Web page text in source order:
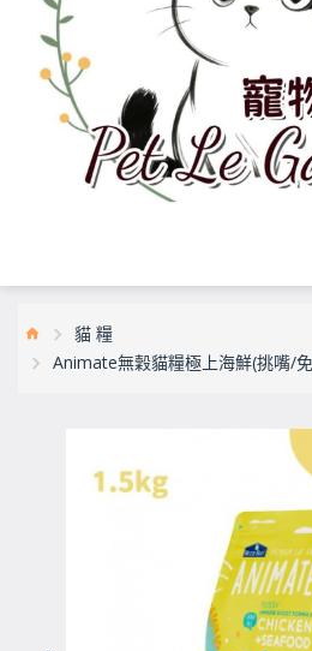
貓 糧
Animate無穀貓糧極上海鮮(挑嘴/